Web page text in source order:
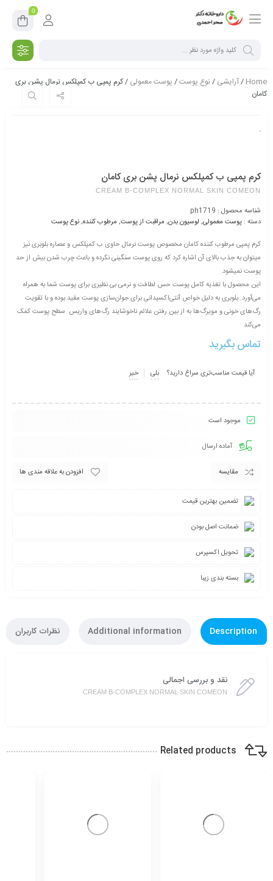
0
Home
/آرایشی / نوع پوست/ پوست معمولی / کرم پمپی ب کمپلکس نرمال پشن بری
کامان
کرم پمپی ب کمپلکس نرمال پشن بری کامان
CREAM B-COMPLEX NORMAL SKIN COMEON
شناسه محصول : ph1719
دسته : پوست معمولی, لوسیون بدن, مراقبت از پوست, مرطوب کننده,نوع پوست
کرم پمپی مرطوب کننده کامان مخصوص پوست نرمال حاوی ب کمپلکس و عصاره بلوبری نیز
می‎توان به جذب بالای آن اشاره کرد که روی پوست سنگینی نکرده و باعث چرب شدن بیش از حد
پوست نمی‎شود.
این محصول با تغذیه کامل پوست حس لطافت و نرمی بی نظیری برای پوست شما به همراه
می‌آورد. بلوبری به دلیل خواص آنتی‌اکسیدانی برای جوان‌سازی پوست مفید بوده و با تقویت
رگ‌های خونی و مویرگ‌ها به از بین رفتن علائم ناخوشایند رگ‌های واریس سطح پوست کمک
می‌کند
تماس بگیرید
آیا قیمت مناسب‌تری سراغ دارید؟ بلی خیر
موجود است
آماده ارسال
مقایسه افزودن به علاقه مندی ها
تضمین بهترین قیمت
ضمانت اصل بودن
تحویل اکسپرس
بسته بندی زیبا
Description
Additional information نظرات کاربران
نقد و بررسی اجمالی
CREAM B-COMPLEX NORMAL SKIN COMEON
Related products